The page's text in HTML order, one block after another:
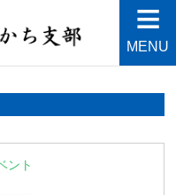
家同友会と
部
営環境づくりを目指し
MENU
ント